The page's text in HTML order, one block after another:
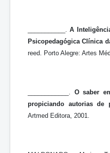
___________.A
Psicopedagógica Clínica
reed. Porto Alegre: Artes
O saber
propiciando autorias de
Artmed Editora, 2001.